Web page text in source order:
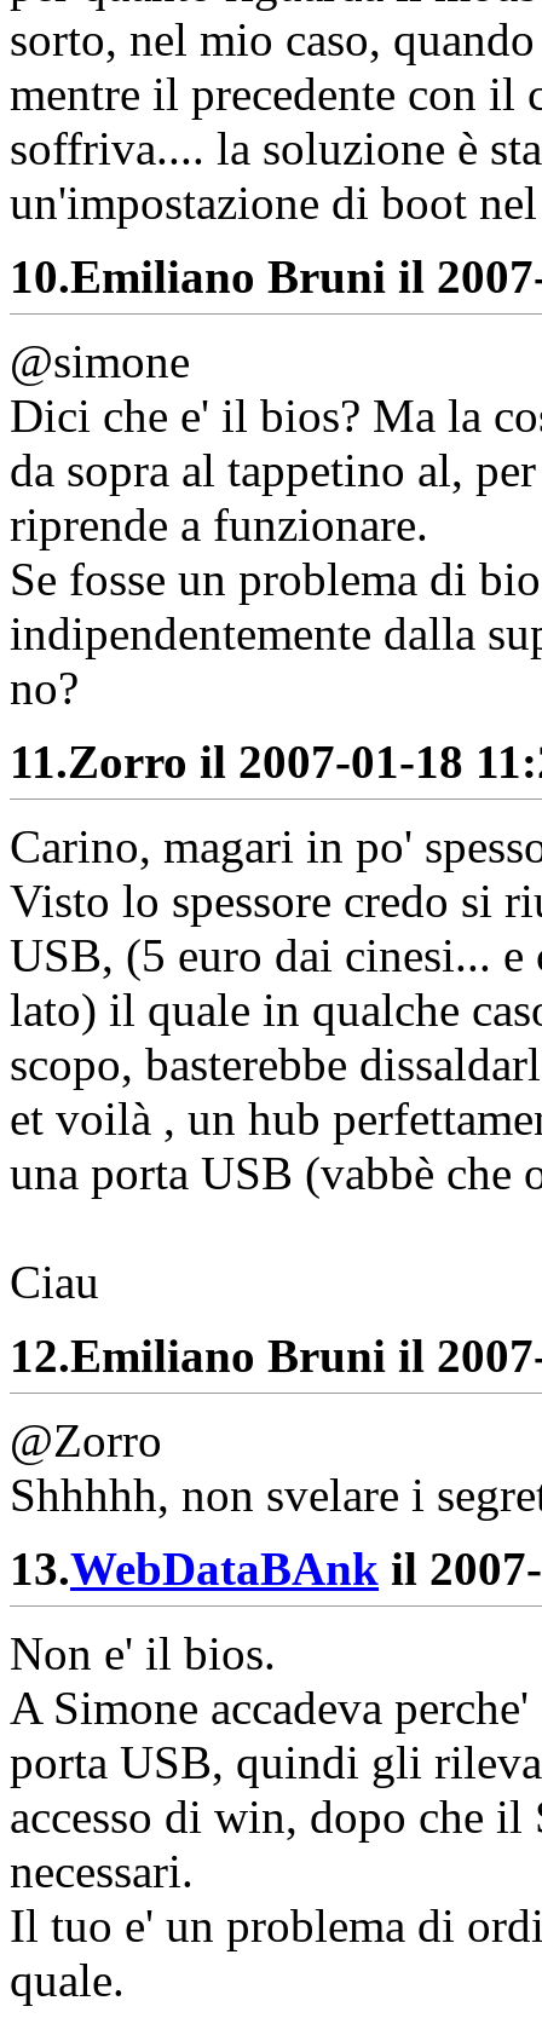
sorto, nel mio caso,
mentre il precedente con il
soffriva.... la soluzione è
un'impostazione di boot
10.Emiliano Bruni il
@simone
Dici che e' il bios? Ma la
da sopra al tappetino al,
riprende a funzionare.
Se fosse un problema di
indipendentemente dalla
no?
11.Zorro il 2007-01-18
Carino, magari in po'
Visto lo spessore credo si
USB, (5 euro dai cinesi... e
lato) il quale in qualche
scopo, basterebbe
et voilà , un hub
una porta USB (vabbè che
Ciau
12.Emiliano Bruni il
@Zorro
Shhhhh, non svelare i
13.WebDataBAnk il
Non e' il bios.
A Simone accadeva
porta USB, quindi gli
accesso di win, dopo che
necessari.
Il tuo e' un problema di
quale.